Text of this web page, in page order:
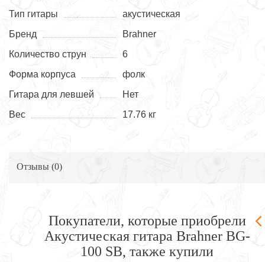
Тип гитары
акустическая
Бренд
Brahner
Количество струн
6
Форма корпуса
фолк
Гитара для левшей
Нет
Вес
17.76 кг
Отзывы (0)
Покупатели, которые приобрели
Акустическая гитара Brahner BG-
100 SB, также купили